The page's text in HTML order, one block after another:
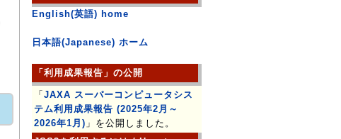
English(英語) home
日本語(Japanese) ホーム
「利用成果報告」の公開
「 JAXA スーパーコンピュータシス
テム利用成果報告 (2025年2月～
2026年1月) 」を公開しました。